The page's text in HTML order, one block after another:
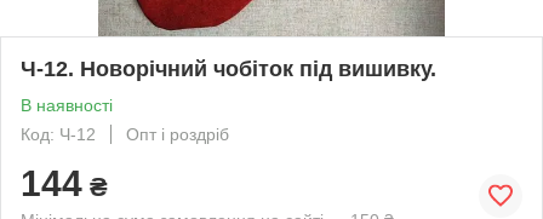
Ч-12. Новорічний чобіток під вишивку.
В наявності
Код: Ч-12
Опт і роздріб
144 ₴